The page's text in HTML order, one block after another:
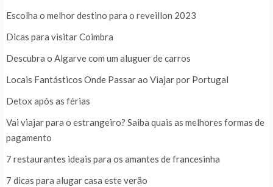
Escolha o melhor destino para o reveillon 2023
Dicas para visitar Coimbra
Descubra o Algarve com um aluguer de carros
Locais Fantásticos Onde Passar ao Viajar por Portugal
Detox após as férias
Vai viajar para o estrangeiro? Saiba quais as melhores formas de
pagamento
7 restaurantes ideais para os amantes de francesinha
7 dicas para alugar casa este verão